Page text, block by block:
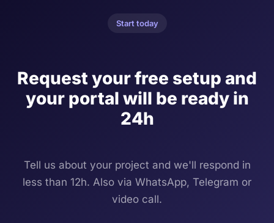
Start today
Request your free setup and
your portal will be ready in
24h
Tell us about your project and we'll respond in
less than 12h. Also via WhatsApp, Telegram or
video call.